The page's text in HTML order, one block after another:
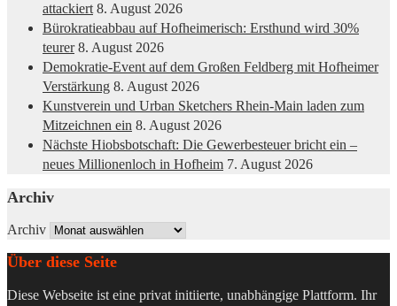
attackiert 8. August 2026
Bürokratieabbau auf Hofheimerisch: Ersthund wird 30%
teurer 8. August 2026
Demokratie-Event auf dem Großen Feldberg mit Hofheimer
Verstärkung 8. August 2026
Kunstverein und Urban Sketchers Rhein-Main laden zum
Mitzeichnen ein 8. August 2026
Nächste Hiobsbotschaft: Die Gewerbesteuer bricht ein –
neues Millionenloch in Hofheim 7. August 2026
Archiv
Archiv
Über diese Seite
Diese Webseite ist eine privat initiierte, unabhängige Plattform. Ihr